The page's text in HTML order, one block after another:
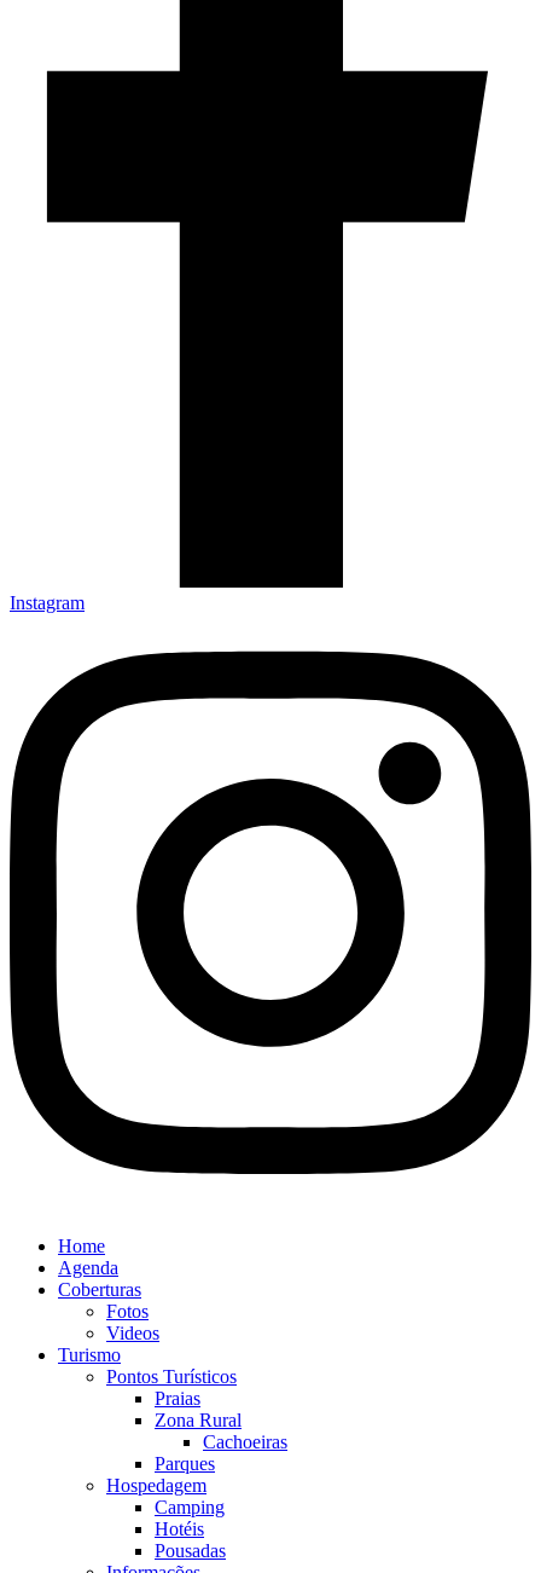
Instagram
Home
Agenda
Coberturas
Fotos
Videos
Turismo
Pontos Turísticos
Praias
Zona Rural
Cachoeiras
Parques
Hospedagem
Camping
Hotéis
Pousadas